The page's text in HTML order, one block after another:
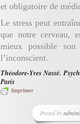
et obligatoire de
Le stress peut
que notre cerveau,
mieux possible
l’inconscient.
Théodore-Yves Nassé.
Paris
Imprimer
Posted by